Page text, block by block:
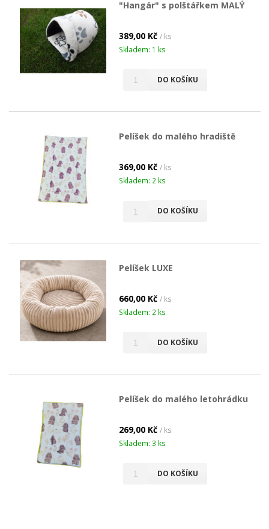
"Hangár" s polštářkem MALÝ
389,00 Kč / ks
Skladem: 1 ks
DO KOŠÍKU
Pelíšek do malého hradiště
369,00 Kč / ks
Skladem: 2 ks
DO KOŠÍKU
Pelíšek LUXE
660,00 Kč / ks
Skladem: 2 ks
DO KOŠÍKU
Pelíšek do malého letohrádku
269,00 Kč / ks
Skladem: 3 ks
DO KOŠÍKU